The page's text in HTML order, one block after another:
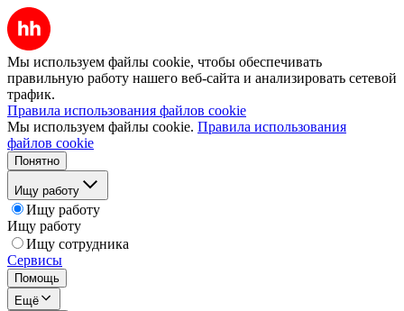
Мы используем файлы cookie, чтобы обеспечивать
правильную работу нашего веб-сайта и анализировать сетевой
трафик.
Правила использования файлов cookie
Мы используем файлы cookie. Правила использования
файлов cookie
Понятно
Ищу работу
Ищу работу
Ищу работу
Ищу сотрудника
Сервисы
Помощь
Ещё